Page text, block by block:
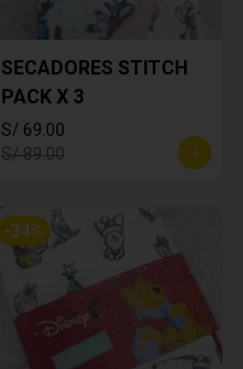
SECADORES STITCH
PACK X 3
S/ 69.00
S/ 89.00
-34%